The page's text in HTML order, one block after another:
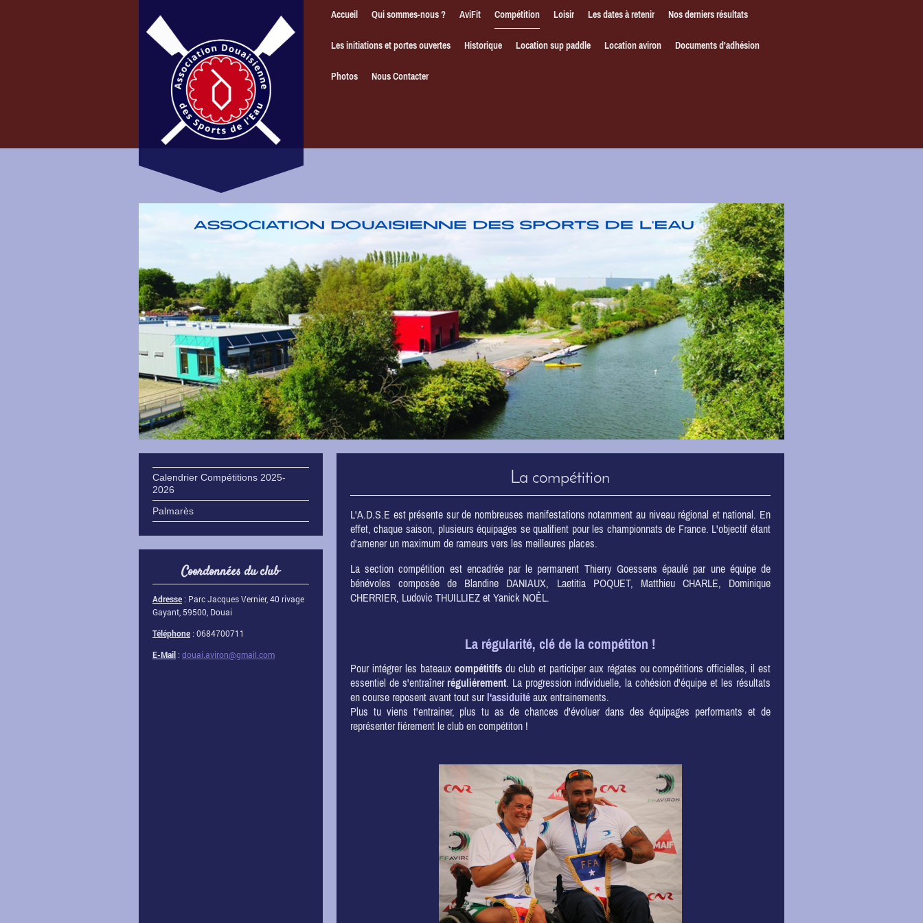
Accueil Qui sommes-nous ? AviFit Compétition Loisir Les dates à retenir Nos derniers résultats
Les initiations et portes ouvertes Historique Location sup paddle Location aviron Documents d'adhésion
Photos Nous Contacter
La compétition
L'A.D.S.E est présente sur de nombreuses manifestations notamment au niveau régional et national. En
effet, chaque saison, plusieurs équipages se qualifient pour les championnats de France. L'objectif étant
d'amener un maximum de rameurs vers les meilleures places.
La section compétition est encadrée par le permanent Thierry Goessens épaulé par une équipe de
bénévoles composée de Blandine DANIAUX, Laetitia POQUET, Matthieu CHARLE, Dominique
CHERRIER, Ludovic THUILLIEZ et Yanick NOÊL.
La régularité, clé de la compétiton !
Pour intégrer les bateauxcompétitifs du club et participer aux régates ou compétitions officielles, il est
essentiel de s'entraîner réguliérement. La progression individuelle, la cohésion d'équipe et les résultats
en course reposent avant tout sur l'assiduitéaux entrainements.
Plus tu viens t'entrainer, plus tu as de chances d'évoluer dans des équipages performants et de
représenter fiérement le club en compétiton !
Calendrier Compétitions 2025-
2026
Palmarès
Coordonnées du club
Adresse : Parc Jacques Vernier, 40 rivage
Gayant, 59500, Douai
Téléphone : 0684700711
E-Mail : douai.aviron@gmail.com